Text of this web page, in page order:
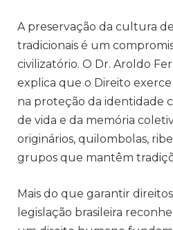
A preservação da cultura
tradicionais é um
civilizatório. O Dr. Aroldo
explica que o Direito exerce
na proteção da identidade
de vida e da memória
originários, quilombolas,
grupos que mantêm
Mais do que garantir
legislação brasileira